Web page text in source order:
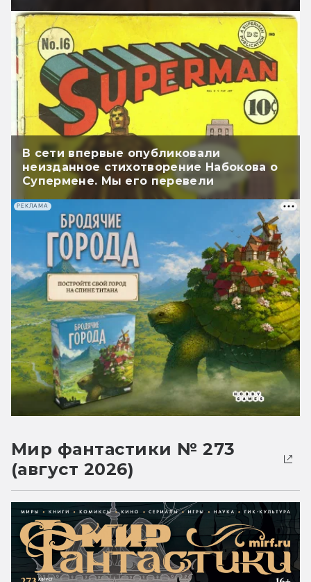
В сети впервые опубликовали
неизданное стихотворение Набокова о
Супермене. Мы его перевели
РЕКЛАМА
Мир фантастики № 273
(август 2026)